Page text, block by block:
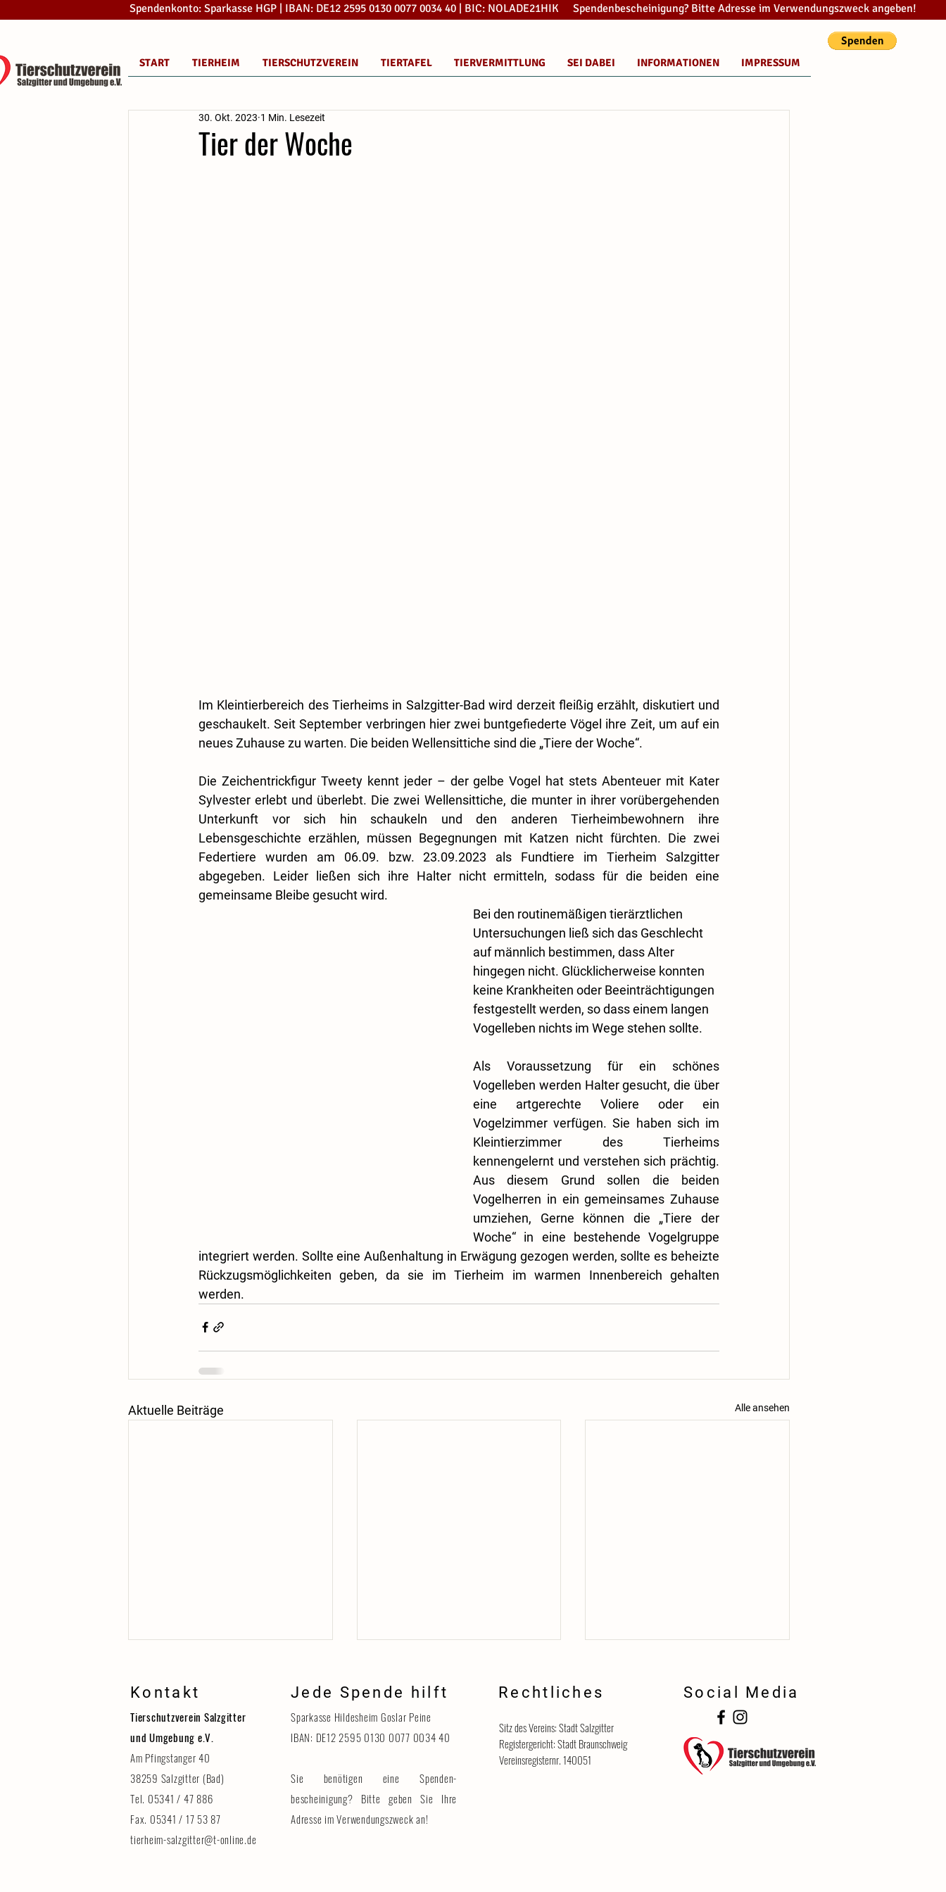
Spendenkonto: Sparkasse HGP | IBAN: DE12 2595 0130 0077 0034 40 | BIC: NOLADE21HIK Spendenbescheinigung? Bitte Adresse im Verwendungszweck angeben!
START TIERHEIM TIERSCHUTZVEREIN TIERTAFEL TIERVERMITTLUNG SEI DABEI INFORMATIONEN IMPRESSUM
Tier der Woche
30. Okt. 2023 1 Min. Lesezeit
Im Kleintierbereich des Tierheims in Salzgitter-Bad wird derzeit fleißig erzählt, diskutiert und
geschaukelt. Seit September verbringen hier zwei buntgefiederte Vögel ihre Zeit, um auf ein
neues Zuhause zu warten. Die beiden Wellensittiche sind die „Tiere der Woche“.
Die Zeichentrickfigur Tweety kennt jeder – der gelbe Vogel hat stets Abenteuer mit Kater
Sylvester erlebt und überlebt. Die zwei Wellensittiche, die munter in ihrer vorübergehenden
Unterkunft vor sich hin schaukeln und den anderen Tierheimbewohnern ihre
Lebensgeschichte erzählen, müssen Begegnungen mit Katzen nicht fürchten. Die zwei
Federtiere wurden am 06.09. bzw. 23.09.2023 als Fundtiere im Tierheim Salzgitter
abgegeben. Leider ließen sich ihre Halter nicht ermitteln, sodass für die beiden eine
gemeinsame Bleibe gesucht wird.
Bei den routinemäßigen tierärztlichen
Untersuchungen ließ sich das Geschlecht
auf männlich bestimmen, dass Alter
hingegen nicht. Glücklicherweise konnten
keine Krankheiten oder Beeinträchtigungen
festgestellt werden, so dass einem langen
Vogelleben nichts im Wege stehen sollte.
Als Voraussetzung für ein schönes
Vogelleben werden Halter gesucht, die über
eine artgerechte Voliere oder ein
Vogelzimmer verfügen. Sie haben sich im
Kleintierzimmer des Tierheims
kennengelernt und verstehen sich prächtig.
Aus diesem Grund sollen die beiden
Vogelherren in ein gemeinsames Zuhause
umziehen, Gerne können die „Tiere der
Woche“ in eine bestehende Vogelgruppe
integriert werden. Sollte eine Außenhaltung in Erwägung gezogen werden, sollte es beheizte
Rückzugsmöglichkeiten geben, da sie im Tierheim im warmen Innenbereich gehalten
werden.
Aktuelle Beiträge Alle ansehen
Erinnerung: Tag der Tiere am 8.
August
Katzenhaus vorübergehend für
Besucher geschlossen
Kontakt
Tierschutzverein Salzgitter
und Umgebung e.V.
Am Pfingstanger 40
38259 Salzgitter (Bad)
Tel. 05341 / 47 886
Fax. 05341 / 17 53 87
tierheim-salzgitter@t-online.de
Jede Spende hilft
Sparkasse Hildesheim Goslar Peine
IBAN: DE12 2595 0130 0077 0034 40
Sie benötigen eine Spenden-
bescheinigung? Bitte geben Sie Ihre
Adresse im Verwendungszweck an!
Rechtliches
Sitz des Vereins: Stadt Salzgitter
Registergericht: Stadt Braunschweig
Vereinsregisternr. 140051
Social Media